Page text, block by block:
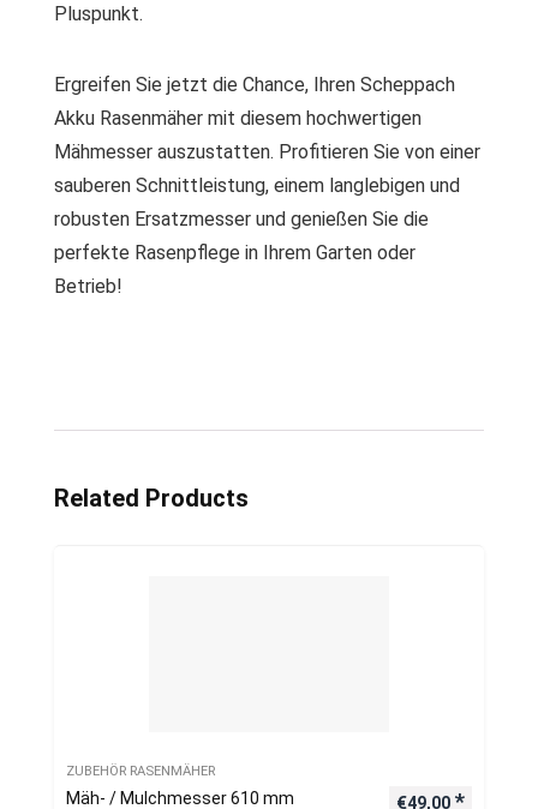
Pluspunkt.
Ergreifen Sie jetzt die Chance, Ihren Scheppach
Akku Rasenmäher mit diesem hochwertigen
Mähmesser auszustatten. Profitieren Sie von einer
sauberen Schnittleistung, einem langlebigen und
robusten Ersatzmesser und genießen Sie die
perfekte Rasenpflege in Ihrem Garten oder
Betrieb!
Related Products
ZUBEHÖR RASENMÄHER
Mäh- / Mulchmesser 610 mm
€49,00